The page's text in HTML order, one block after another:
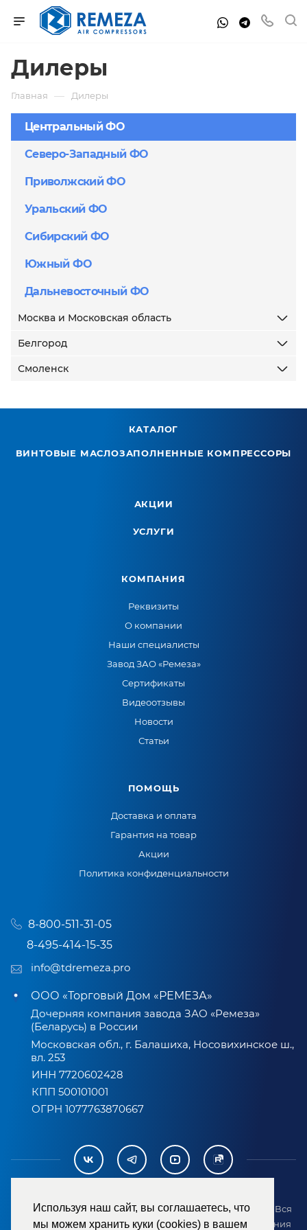
Используя наш сайт, вы соглашаетесь, что
мы можем хранить куки (cookies) в вашем
Дилеры
Главная — Дилеры
Центральный ФО
Северо-Западный ФО
Приволжский ФО
Уральский ФО
Сибирский ФО
Южный ФО
Дальневосточный ФО
Москва и Московская область
Белгород
Смоленск
КАТАЛОГ
ВИНТОВЫЕ МАСЛОЗАПОЛНЕННЫЕ КОМПРЕССОРЫ
АКЦИИ
УСЛУГИ
КОМПАНИЯ
Реквизиты
О компании
Наши специалисты
Завод ЗАО «Ремеза»
Сертификаты
Видеоотзывы
Новости
Статьи
ПОМОЩЬ
Доставка и оплата
Гарантия на товар
Акции
Политика конфиденциальности
8-800-511-31-05
8-495-414-15-35
info@tdremeza.pro
ООО «Торговый Дом «РЕМЕЗА»
Дочерняя компания завода ЗАО «Ремеза»
(Беларусь) в России
Московская обл., г. Балашиха, Носовихинское ш.,
вл. 253
ИНН 7720602428
КПП 500101001
ОГРН 1077763870667
2007-2026 © ООО «ТД «РЕМЕЗА». Все права защищены. Вся
информация на сайте размещена в целях предоставления